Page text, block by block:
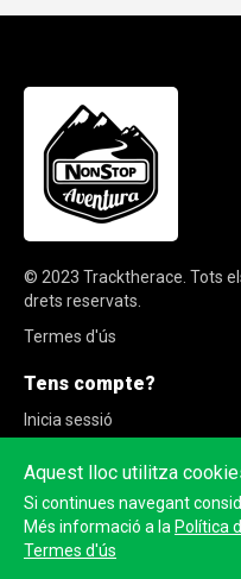
© 2023 Tracktherace Tots
drets reservats.
Termes d'ús
Tens compte?
Inicia sessió
Aquest lloc utilitza
Si continues navegant
Més informació a la Política
Termes d'ús